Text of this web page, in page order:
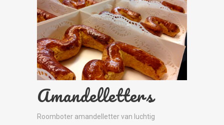
Amandelletters
Roomboter amandelletter van luchtig